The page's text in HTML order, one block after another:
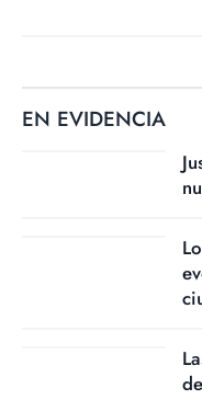
EN EVIDENCIA